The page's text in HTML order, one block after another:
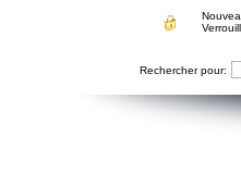
Rechercher pour: